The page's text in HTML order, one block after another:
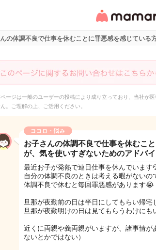
リ・情報サイト
の体調不良で仕事を休むことに罪悪感を感じている
ージは一般のユーザーの投稿により成り立っており、当社が
ん。ご理解の上、ご活用ください。
ココロ・悩み
お子さんの体調不良で仕事を休むこ
が、気を使いすぎないためのアドバイ
最近お子が発熱で連日仕事を休んでいます
自分の体調不良のときは考える暇がない
体調不良で休むと毎回罪悪感があります😭
旦那が夜勤前の日は半日にしてもらい帰宅
旦那が夜勤明けの日は見てもらうわけに
近くに両親や義両親がいますが、諸事情が
ないとかではない）